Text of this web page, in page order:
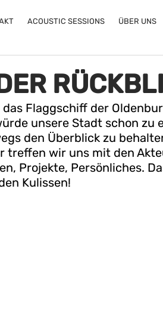
ACOUSTIC SESSIONS ÜBER UNS
Flaggschiff der
unsere Stadt schon zu
den Überblick zu
treffen wir uns mit den
Projekte, Persönliches.
Kulissen!